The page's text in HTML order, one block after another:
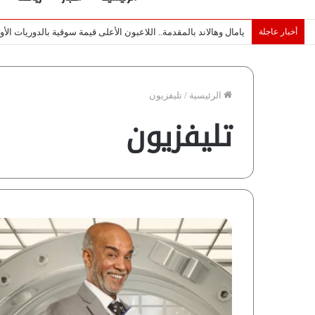
أخبار عاجلة خبراء لـ”شبكة رؤية”: «اتفاق مكة» يغيّر قواعد اللعبة بالشرق
الرئيسية / تليفزيون
تليفزيون